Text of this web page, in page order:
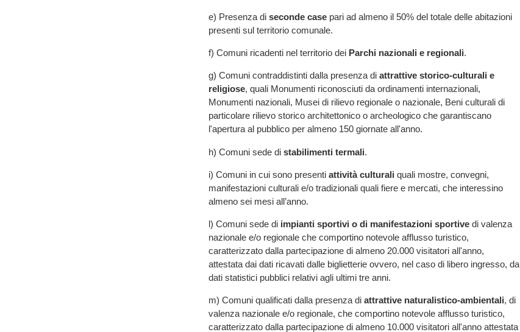
e) Presenza di seconde case pari ad almeno il 50% del totale delle abitazioni
presenti sul territorio comunale.
f) Comuni ricadenti nel territorio dei Parchi nazionali e regionali.
g) Comuni contraddistinti dalla presenza di attrattive storico-culturali e
religiose, quali Monumenti riconosciuti da ordinamenti internazionali,
Monumenti nazionali, Musei di rilievo regionale o nazionale, Beni culturali di
particolare rilievo storico architettonico o archeologico che garantiscano
l'apertura al pubblico per almeno 150 giornate all'anno.
h) Comuni sede di stabilimenti termali.
i) Comuni in cui sono presenti attività culturali quali mostre, convegni,
manifestazioni culturali e/o tradizionali quali fiere e mercati, che interessino
almeno sei mesi all’anno.
l) Comuni sede di impianti sportivi o di manifestazioni sportive di valenza
nazionale e/o regionale che comportino notevole afflusso turistico,
caratterizzato dalla partecipazione di almeno 20.000 visitatori all'anno,
attestata dai dati ricavati dalle biglietterie ovvero, nel caso di libero ingresso, da
dati statistici pubblici relativi agli ultimi tre anni.
m) Comuni qualificati dalla presenza di attrattive naturalistico-ambientali, di
valenza nazionale e/o regionale, che comportino notevole afflusso turistico,
caratterizzato dalla partecipazione di almeno 10.000 visitatori all'anno attestata